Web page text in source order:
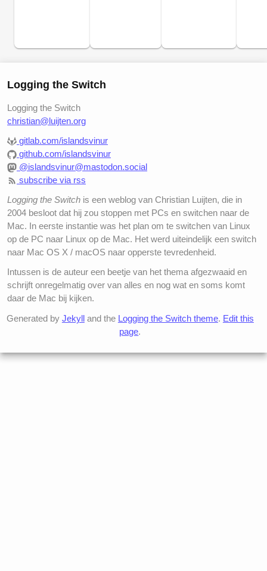
Logging the Switch
Logging the Switch
christian@luijten.org
gitlab.com/islandsvinur
github.com/islandsvinur
@islandsvinur@mastodon.social
subscribe via rss
Logging the Switch is een weblog van Christian Luijten, die in
2004 besloot dat hij zou stoppen met PCs en switchen naar de
Mac. In eerste instantie was het plan om te switchen van Linux
op de PC naar Linux op de Mac. Het werd uiteindelijk een switch
naar Mac OS X / macOS naar opperste tevredenheid.
Intussen is de auteur een beetje van het thema afgezwaaid en
schrijft onregelmatig over van alles en nog wat en soms komt
daar de Mac bij kijken.
Generated by Jekylland the Logging the Switch theme. Edit this
page.